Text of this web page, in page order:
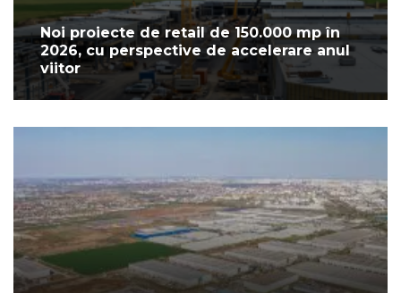
Noi proiecte de retail de 150.000 mp în
2026, cu perspective de accelerare anul
viitor